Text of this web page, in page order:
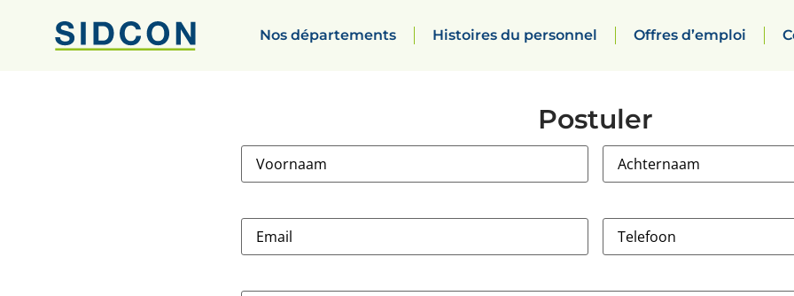
Nos départements Histoires du personnel Offres d’emploi
Postuler
Voornaam(Nécessaire) Achternaam(Nécessaire)
Email(Nécessaire) Telefoon(Nécessaire)